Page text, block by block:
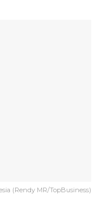
(Rendy MR/TopBusiness)